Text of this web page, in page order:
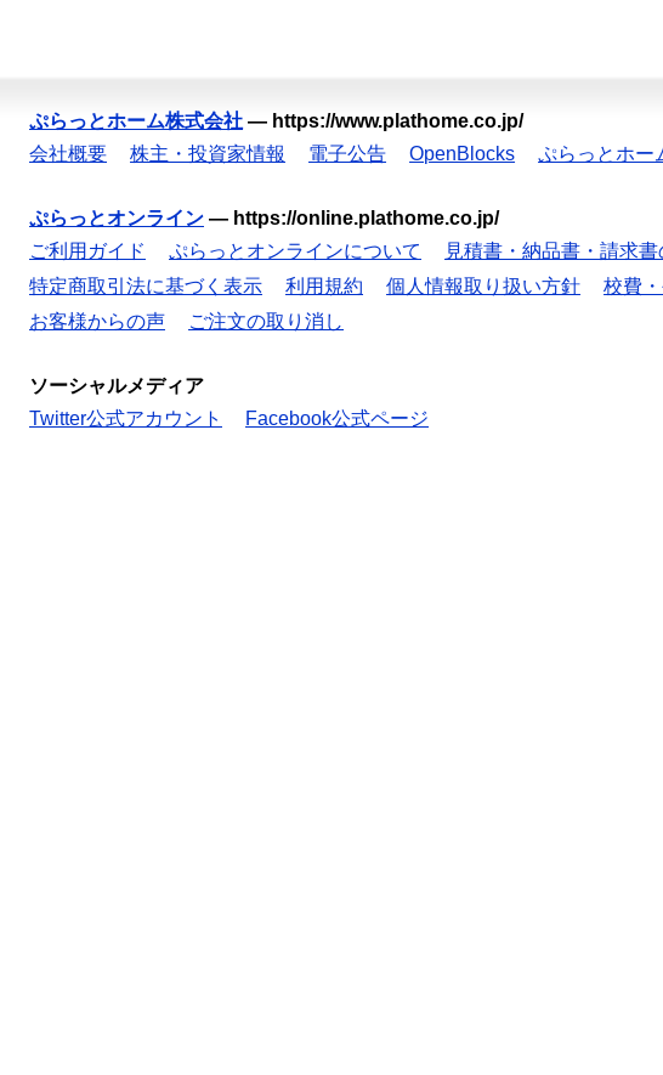
ぷらっとホーム株式会社 — https://www.plathome.co.jp/
会社概要
株主・投資家情報 電子公告 OpenBlocks ぷらっとホー
ぷらっとオンライン — https://online.plathome.co.jp/
ご利用ガイド
ぷらっとオンラインについて 見積書・納品書・請求
特定商取引法に基づく表示
利用規約 個人情報取り扱い方針 校費
お客様からの声
ご注文の取り消し
ソーシャルメディア
Twitter公式アカウント
Facebook公式ページ